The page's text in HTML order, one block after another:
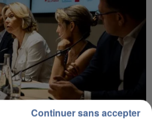
Continuer sans accepter